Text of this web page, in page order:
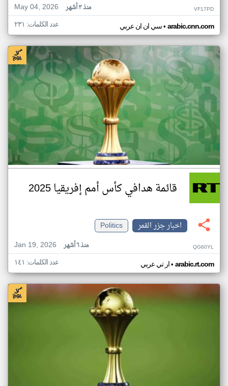
May 04, 2026
منذ ٣ أشهر VF17PD
سي ان ان عربي• arabic.cnn.com عدد الكلمات: ٢٣١
قائمة هدافي كأس أمم إفريقيا 2025
اخبار جزر القمر
Politics
Jan 19, 2026
منذ ٦ أشهر QG60YL
ار تي عربي• arabic.rt.com عدد الكلمات: ١٤١